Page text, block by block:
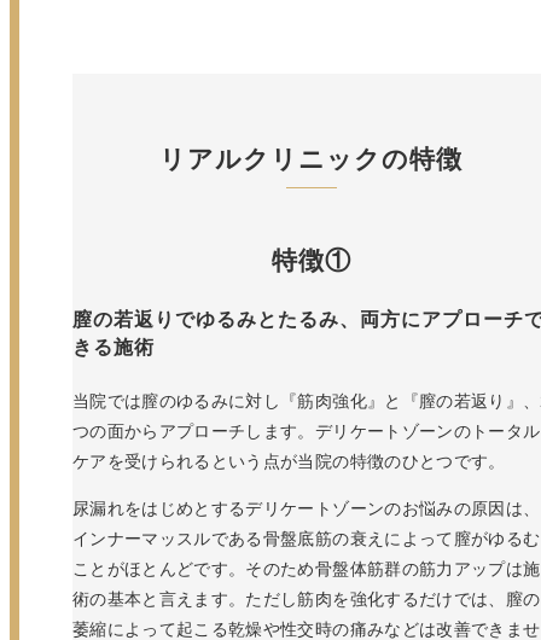
リアルクリニックの特徴
特徴①
膣の若返りでゆるみとたるみ、両方にアプローチ
きる施術
当院では膣のゆるみに対し『筋肉強化』と『膣の若返り』
つの面からアプローチします。デリケートゾーンのトータル
ケアを受けられるという点が当院の特徴のひとつです。
尿漏れをはじめとするデリケートゾーンのお悩みの原因は、
インナーマッスルである骨盤底筋の衰えによって膣がゆるむ
ことがほとんどです。そのため骨盤体筋群の筋力アップは施
術の基本と言えます。ただし筋肉を強化するだけでは、膣の
萎縮によって起こる乾燥や性交時の痛みなどは改善できませ